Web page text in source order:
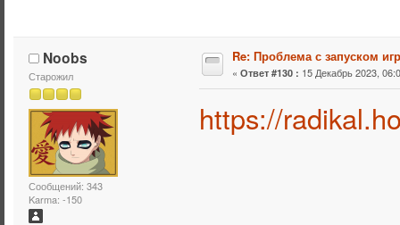
Noobs
Старожил
Сообщений: 343
Karma: -150
Re: Проблема с запуском
« Ответ #130 : 15 Декабрь 2023,
https://